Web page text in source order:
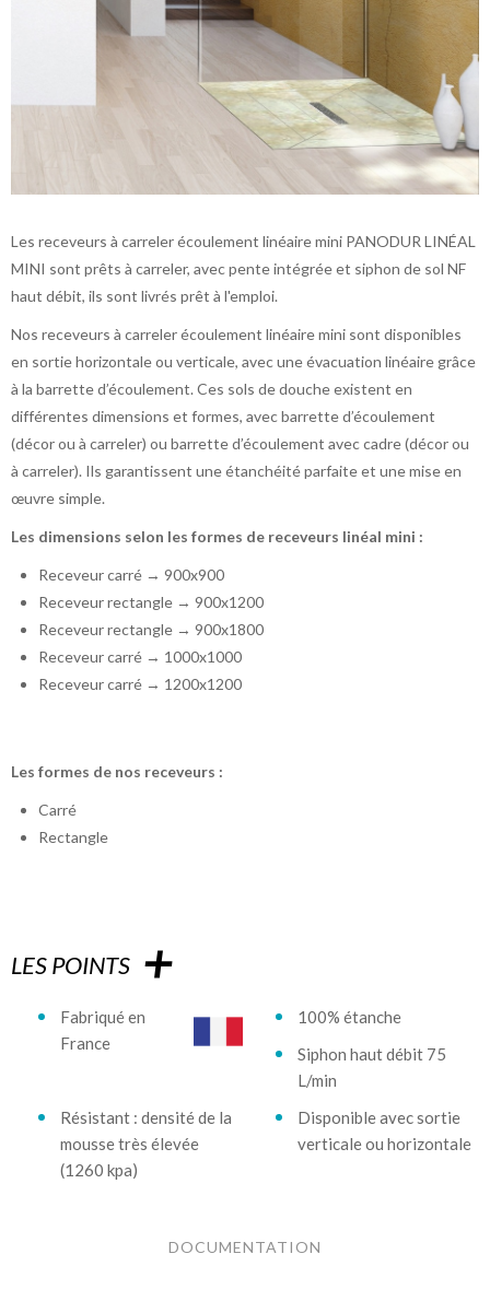
Les receveurs à carreler écoulement linéaire mini PANODUR LINÉAL
MINI sont prêts à carreler, avec pente intégrée et siphon de sol NF
haut débit, ils sont livrés prêt à l'emploi.
Nos receveurs à carreler écoulement linéaire mini sont disponibles
en sortie horizontale ou verticale, avec une évacuation linéaire grâce
à la barrette d’écoulement. Ces sols de douche existent en
différentes dimensions et formes, avec barrette d’écoulement
(décor ou à carreler) ou barrette d’écoulement avec cadre (décor ou
à carreler). Ils garantissent une étanchéité parfaite et une mise en
œuvre simple.
Les dimensions selon les formes de receveurs linéal mini :
Receveur carré → 900x900
Receveur rectangle → 900x1200
Receveur rectangle → 900x1800
Receveur carré → 1000x1000
Receveur carré → 1200x1200
Les formes de nos receveurs :
Carré
Rectangle
LES POINTS +
Fabriqué en
France
100% étanche
Siphon haut débit 75
L/min
Résistant : densité de la
mousse très élevée
(1260 kpa)
Disponible avec sortie
verticale ou horizontale
DOCUMENTATION